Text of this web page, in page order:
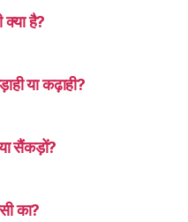
है?
या कढ़ाही?
सैंकड़ों?
का?